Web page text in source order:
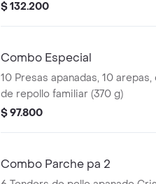
porción de yuca stick (10 und),
$ 132.200
Combo Especial
10 Presas apanadas, 10 arepas,
de repollo familiar (370 g)
$ 97.800
Combo Parche pa 2